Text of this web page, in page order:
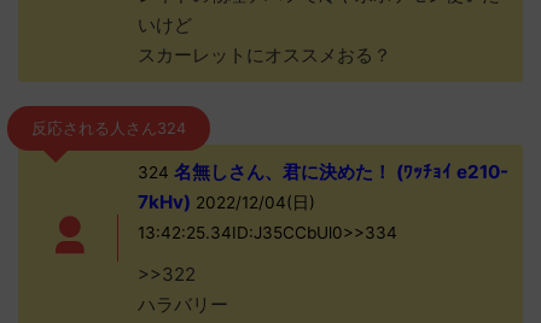
いけど
スカーレットにオススメおる？
反応される人さん324
324 名無しさん、君に決めた！ (ﾜｯﾁｮｲ e210-
7kHv) 2022/12/04(日)
13:42:25.34ID:J35CCbUl0>>334
>>322
ハラバリー